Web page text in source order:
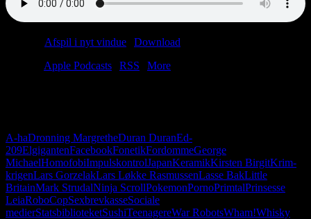
Afspil i nyt vindue Download
Apple Podcasts RSS
More
A-haDronning MargretheDuran DuranEd-
209ElgigantenFacebookFonetikFordommeGeorge
MichaelHomofobiImpulskontrolJapanKeramikKirsten BirgitKrim-
krigenLars GorzelakLars Løkke RasmussenLasse BakLittle
BritainMark StrudalNinja ScrollPokemonPornoPrimtalPrinsesse
LeiaRoboCopSexbrevkasseSociale
medierStatsbiblioteketSushiTeenagereWar RobotsWham!Whisky